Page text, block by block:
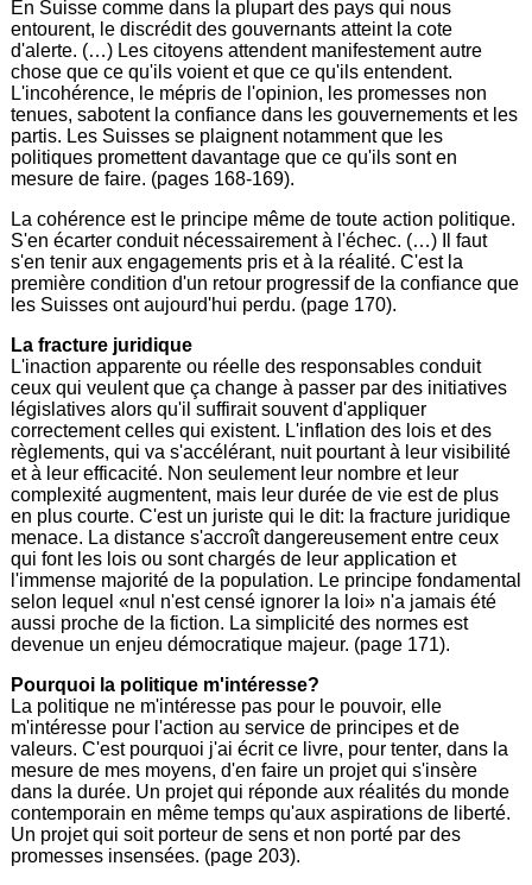
En Suisse comme dans la plupart des pays qui nous
entourent, le discrédit des gouvernants atteint la cote
d'alerte. (…) Les citoyens attendent manifestement autre
chose que ce qu'ils voient et que ce qu'ils entendent.
L'incohérence, le mépris de l'opinion, les promesses non
tenues, sabotent la confiance dans les gouvernements et les
partis. Les Suisses se plaignent notamment que les
politiques promettent davantage que ce qu'ils sont en
mesure de faire. (pages 168-169).
La cohérence est le principe même de toute action politique.
S'en écarter conduit nécessairement à l'échec. (…) Il faut
s'en tenir aux engagements pris et à la réalité. C'est la
première condition d'un retour progressif de la confiance que
les Suisses ont aujourd'hui perdu. (page 170).
La fracture juridique
L'inaction apparente ou réelle des responsables conduit
ceux qui veulent que ça change à passer par des initiatives
législatives alors qu'il suffirait souvent d'appliquer
correctement celles qui existent. L'inflation des lois et des
règlements, qui va s'accélérant, nuit pourtant à leur visibilité
et à leur efficacité. Non seulement leur nombre et leur
complexité augmentent, mais leur durée de vie est de plus
en plus courte. C'est un juriste qui le dit: la fracture juridique
menace. La distance s'accroît dangereusement entre ceux
qui font les lois ou sont chargés de leur application et
l'immense majorité de la population. Le principe fondamental
selon lequel «nul n'est censé ignorer la loi» n'a jamais été
aussi proche de la fiction. La simplicité des normes est
devenue un enjeu démocratique majeur. (page 171).
Pourquoi la politique m'intéresse?
La politique ne m'intéresse pas pour le pouvoir, elle
m'intéresse pour l'action au service de principes et de
valeurs. C'est pourquoi j'ai écrit ce livre, pour tenter, dans la
mesure de mes moyens, d'en faire un projet qui s'insère
dans la durée. Un projet qui réponde aux réalités du monde
contemporain en même temps qu'aux aspirations de liberté.
Un projet qui soit porteur de sens et non porté par des
promesses insensées. (page 203).